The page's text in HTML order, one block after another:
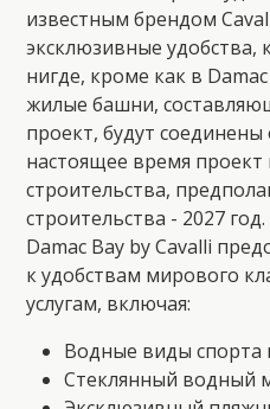
известным брендом
эксклюзивные
нигде, кроме как в
жилые башни,
проект, будут
настоящее время проект
строительства,
строительства - 2027 год.
Damac Bay by Cavalli
к удобствам мирового
услугам, включая:
Водные виды спорта
Стеклянный водный